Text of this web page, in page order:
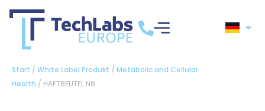
Start / White Label Produkt / Metabolic and Cellular
Health / HAFTBEUTEL N8